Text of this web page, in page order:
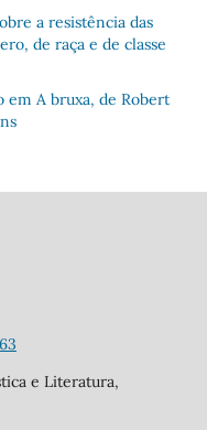
a resistência das
de raça e de classe
A bruxa, de Robert
e Literatura,